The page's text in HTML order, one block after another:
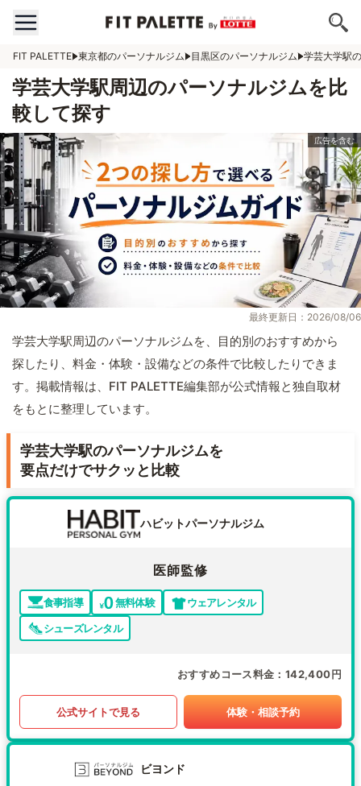
FIT PALETTE 東京都のパーソナルジム 目黒区のパーソナルジム 学芸大学駅
学芸大学駅周辺のパーソナルジムを比
較して探す
最終更新日：2026/08/06
学芸大学駅周辺のパーソナルジムを、目的別のおすすめから
探したり、料金・体験・設備などの条件で比較したりできま
す。掲載情報は、FIT PALETTE編集部が公式情報と独自取材
をもとに整理しています。
学芸大学駅のパーソナルジムを
要点だけでサクッと比較
ハビットパーソナルジム
医師監修
食事指導 無料体験
ウェアレンタル
シューズレンタル
おすすめコース料金 142,400円
公式サイトで見る 体験・相談予約
ビヨンド